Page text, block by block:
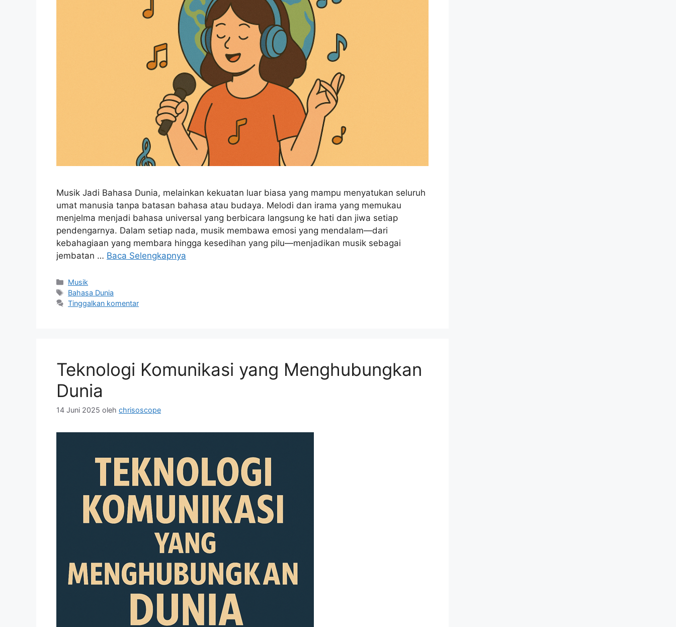
Musik Jadi Bahasa Dunia, melainkan kekuatan luar biasa yang mampu menyatukan seluruh
umat manusia tanpa batasan bahasa atau budaya. Melodi dan irama yang memukau
menjelma menjadi bahasa universal yang berbicara langsung ke hati dan jiwa setiap
pendengarnya. Dalam setiap nada, musik membawa emosi yang mendalam—dari
kebahagiaan yang membara hingga kesedihan yang pilu—menjadikan musik sebagai
jembatan … Baca Selengkapnya
Kategori
Musik
Tag
Bahasa Dunia
Tinggalkan komentar
Teknologi Komunikasi yang Menghubungkan
Dunia
14 Juni 2025 oleh chrisoscope